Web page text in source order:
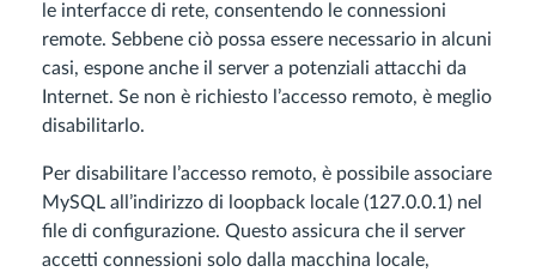
le interfacce di rete, consentendo le connessioni
remote. Sebbene ciò possa essere necessario in alcuni
casi, espone anche il server a potenziali attacchi da
Internet. Se non è richiesto l’accesso remoto, è meglio
disabilitarlo.
Per disabilitare l’accesso remoto, è possibile associare
MySQL all’indirizzo di loopback locale (127.0.0.1) nel
file di configurazione. Questo assicura che il server
accetti connessioni solo dalla macchina locale,